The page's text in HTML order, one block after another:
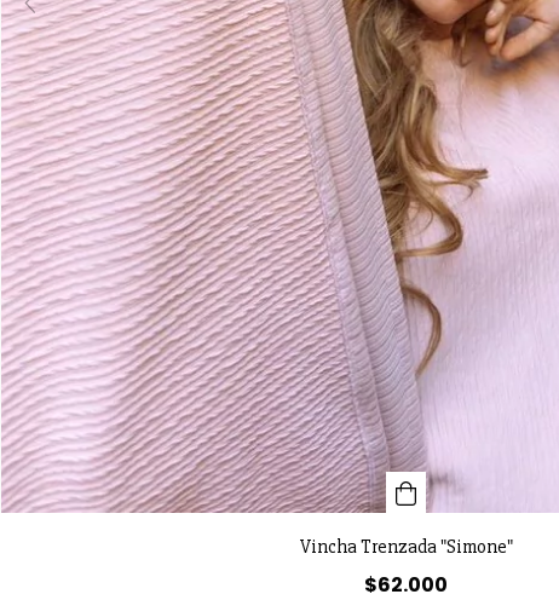
Vincha Trenzada "Simone"
$62.000